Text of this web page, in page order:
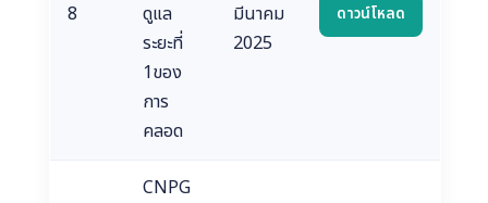
8
ดูแล
ระยะที่
1ของ
การ
คลอด
มีนาคม
2025
ดาวน์โหลด
CNPG